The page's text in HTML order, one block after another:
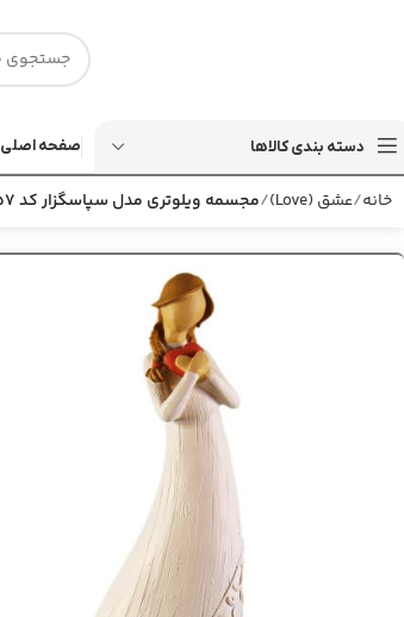
دسته بندی کالاها صفحه اصلی
خانه عشق (Love) مجسمه ویلوتری مدل سپاسگزار کد 57